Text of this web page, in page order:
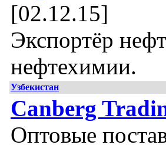
[02.12.15]
Экспортёр
нефтехимии.
Узбекистан
Canberg
Оптовые